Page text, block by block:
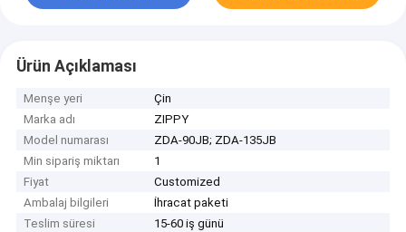
Ürün Açıklaması
Menşe yeri
Çin
Marka adı
ZIPPY
Model numarası
ZDA-90JB; ZDA-135JB
Min sipariş miktarı
1
Fiyat
Customized
Ambalaj bilgileri
İhracat paketi
Teslim süresi
15-60 iş günü